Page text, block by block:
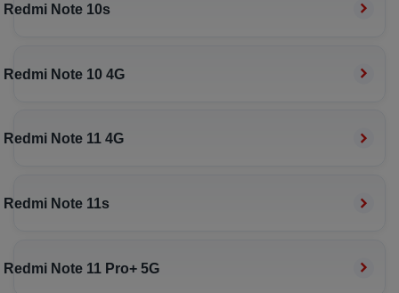
Redmi Note 10s
Redmi Note 10 4G
Redmi Note 11 4G
Redmi Note 11s
Redmi Note 11 Pro+ 5G